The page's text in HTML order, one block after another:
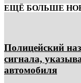
ЕЩЁ БОЛЬШЕ
Полицейский
сигнала,
автомобиля